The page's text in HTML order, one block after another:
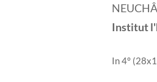
Institut
In 4°